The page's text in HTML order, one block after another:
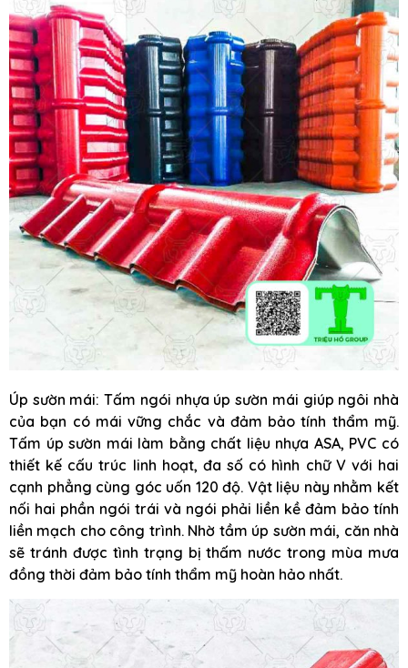
Úp sườn mái: Tấm ngói nhựa úp sườn mái giúp ngôi nhà
của bạn có mái vững chắc và đảm bảo tính thẩm mỹ.
Tấm úp sườn mái làm bằng chất liệu nhựa ASA, PVC có
thiết kế cấu trúc linh hoạt, đa số có hình chữ V với hai
cạnh phẳng cùng góc uốn 120 độ. Vật liệu này nhằm kết
nối hai phần ngói trái và ngói phải liền kề đảm bảo tính
liền mạch cho công trình. Nhờ tầm úp sườn mái, căn nhà
sẽ tránh được tình trạng bị thấm nước trong mùa mưa
đồng thời đảm bảo tính thẩm mỹ hoàn hảo nhất.